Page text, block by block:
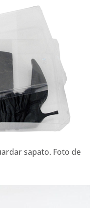
sapato. Foto de